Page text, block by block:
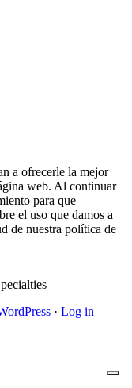
a ofrecerle la mejor
web. Al continuar
para que
el uso que damos a
de nuestra política de
· Log in